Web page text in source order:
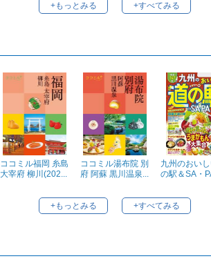
+もっとみる +すべてみる
ココミル福岡 糸島
大宰府 柳川(202...
ココミル湯布院 別
府 阿蘇 黒川温泉...
九州のおい
の駅＆SA・
+もっとみる +すべてみる